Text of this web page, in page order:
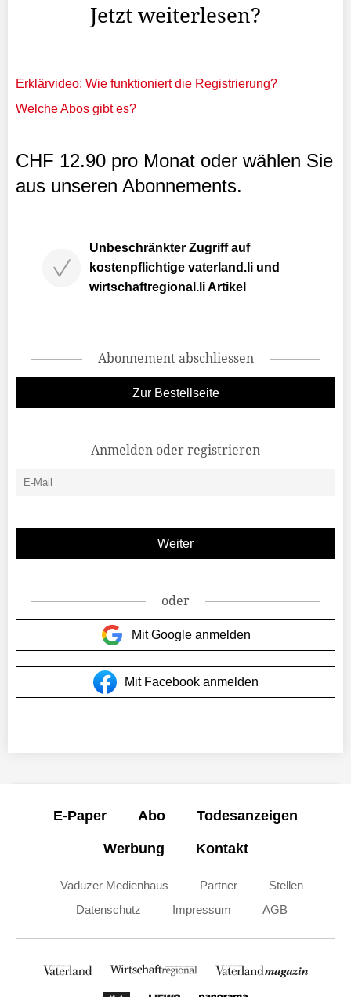
Jetzt weiterlesen?
Erklärvideo: Wie funktioniert die Registrierung?
Welche Abos gibt es?
CHF 12.90 pro Monat oder wählen Sie
aus unseren Abonnements.
Unbeschränkter Zugriff auf
kostenpflichtige vaterland.li und
wirtschaftregional.li Artikel
Abonnement abschliessen
Zur Bestellseite
Anmelden oder registrieren
oder
Mit Google anmelden
Mit Facebook anmelden
E-Paper Abo Todesanzeigen
Werbung Kontakt
Vaduzer Medienhaus Partner
Stellen
Datenschutz
Impressum AGB